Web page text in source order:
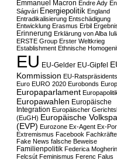
Emmanuel Macron Endre Ady
Ságvári Energiepolitik England
Entradikalisierung Entschädigung
Entwicklung Erasmus Erbil
Erinnerung Erklärung von Alba
ERSTE Group Erster Weltkrieg
Establishment Ethnische
EU EU-Gelder EU-Gipfel
Kommission EU-
Euro EURO 2020 Eurobonds
Europaparlament
Europawahlen Europäische
Integration Europäischer
(EuGH) Europäische
(EVP) Eurozone Ex-Agent Ex-
Extremismus Facebook
Fake News falsche Beweise
Familienpolitik Federica
Felcsút Feminismus Ferenc Falus